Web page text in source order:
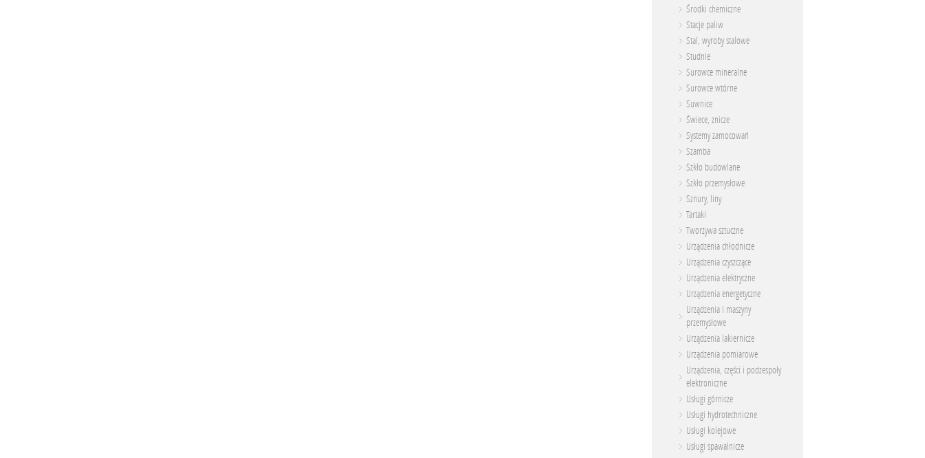
Środki chemiczne
Stacje paliw
Stal, wyroby stalowe
Studnie
Surowce mineralne
Surowce wtórne
Suwnice
Świece, znicze
Systemy zamocowań
Szamba
Szkło budowlane
Szkło przemysłowe
Sznury, liny
Tartaki
Tworzywa sztuczne
Urządzenia chłodnicze
Urządzenia czyszczące
Urządzenia elektryczne
Urządzenia energetyczne
Urządzenia i maszyny
przemysłowe
Urządzenia lakiernicze
Urządzenia pomiarowe
Urządzenia, części i podzespoły
elektroniczne
Usługi górnicze
Usługi hydrotechniczne
Usługi kolejowe
Usługi spawalnicze